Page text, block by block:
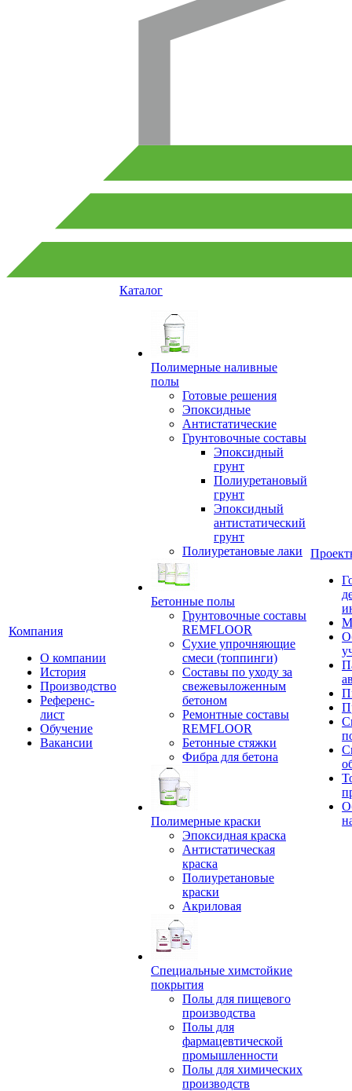
Компания
О компании
История
Производство
Референс-
лист
Обучение
Вакансии
Каталог
Полимерные наливные
полы
Готовые решения
Эпоксидные
Антистатические
Грунтовочные составы
Эпоксидный
грунт
Полиуретановый
грунт
Эпоксидный
антистатический
грунт
Полиуретановые лаки
Бетонные полы
Грунтовочные составы
REMFLOOR
Сухие упрочняющие
смеси (топпинги)
Составы по уходу за
свежевыложенным
бетоном
Ремонтные составы
REMFLOOR
Бетонные стяжки
Фибра для бетона
Полимерные краски
Эпоксидная краска
Антистатическая
краска
Полиуретановые
краски
Акриловая
Специальные химстойкие
покрытия
Полы для пищевого
производства
Полы для
фармацевтической
промышленности
Полы для химических
производств